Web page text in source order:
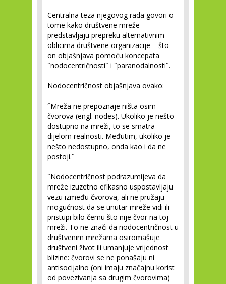
Centralna teza njegovog rada govori o
tome kako društvene mreže
predstavljaju prepreku alternativnim
oblicima društvene organizacije – što
on objašnjava pomoću koncepata
˝nodocentričnosti˝ i ˝paranodalnosti˝.
Nodocentričnost objašnjava ovako:
˝Mreža ne prepoznaje ništa osim
čvorova (engl. nodes). Ukoliko je nešto
dostupno na mreži, to se smatra
dijelom realnosti. Međutim, ukoliko je
nešto nedostupno, onda kao i da ne
postoji.˝
˝Nodocentričnost podrazumijeva da
mreže izuzetno efikasno uspostavljaju
vezu između čvorova, ali ne pružaju
mogućnost da se unutar mreže vidi ili
pristupi bilo čemu što nije čvor na toj
mreži. To ne znači da nodocentričnost u
društvenim mrežama osiromašuje
društveni život ili umanjuje vrijednost
blizine: čvorovi se ne ponašaju ni
antisocijalno (oni imaju značajnu korist
od povezivanja sa drugim čvorovima)